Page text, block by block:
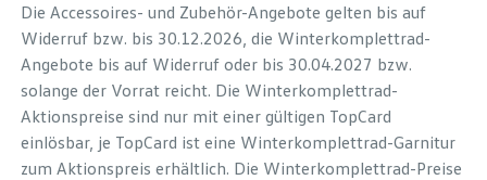
Die Accessoires- und Zubehör-Angebote gelten bis auf
Widerruf bzw. bis 30.12.2026, die Winterkomplettrad-
Angebote bis auf Widerruf oder bis 30.04.2027 bzw.
solange der Vorrat reicht. Die Winterkomplettrad-
Aktionspreise sind nur mit einer gültigen TopCard
einlösbar, je TopCard ist eine Winterkomplettrad-Garnitur
zum Aktionspreis erhältlich. Die Winterkomplettrad-Preise